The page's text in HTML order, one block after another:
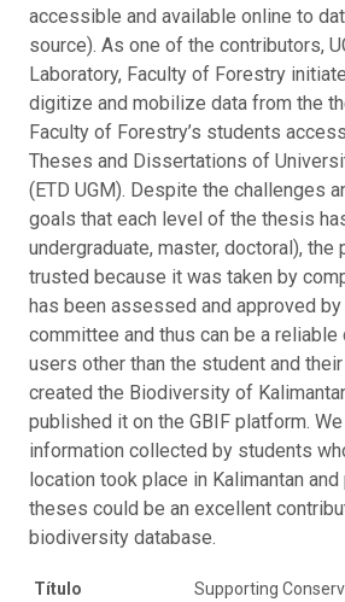
accessible and available online to
source). As one of the contributors,
Laboratory, Faculty of Forestry
digitize and mobilize data from the
Faculty of Forestry’s students
Theses and Dissertations of
(ETD UGM). Despite the challenges
goals that each level of the thesis
undergraduate, master, doctoral), the
trusted because it was taken by
has been assessed and approved
committee and thus can be a reliable
users other than the student and
created the Biodiversity of
published it on the GBIF platform.
information collected by students
location took place in Kalimantan
theses could be an excellent
biodiversity database.
Título
Supporting